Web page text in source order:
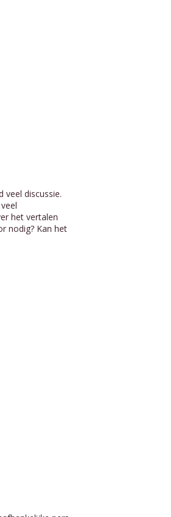
veel discussie.
het vertalen
nodig? Kan het